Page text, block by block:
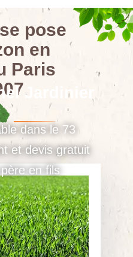
Jardinier
dans le 73
et devis gratuit
en fils
pose
en
Paris